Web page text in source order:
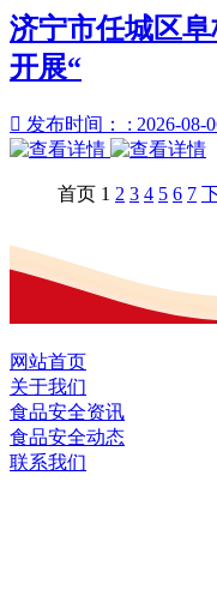
济宁市任城区
开展“
 发布时间： : 2026-08-
首页 1 2 3 4 5 6 7
网站首页
关于我们
食品安全资讯
食品安全动态
联系我们